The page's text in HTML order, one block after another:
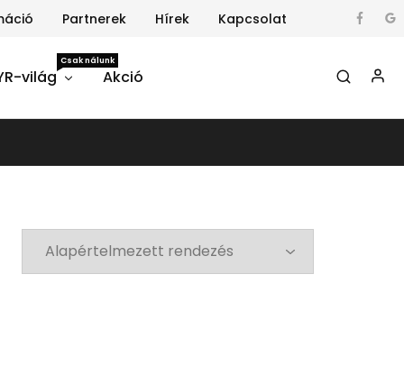
Partnerek Hírek Kapcsolat
világ
Csak nálunk
Akció